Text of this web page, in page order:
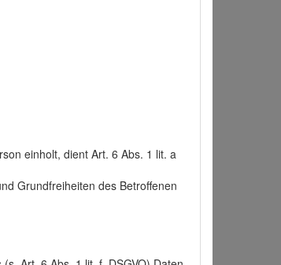
einholt, dient Art. 6 Abs. 1 lit. a
Grundfreiheiten des Betroffenen